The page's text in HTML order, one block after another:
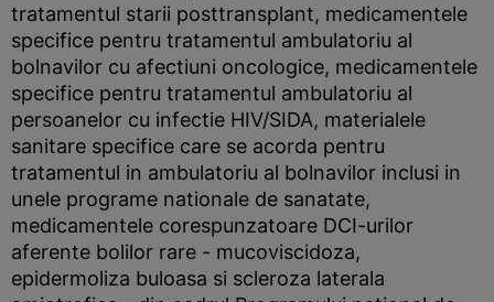
tratamentul starii posttransplant, medicamentele
specifice pentru tratamentul ambulatoriu al
bolnavilor cu afectiuni oncologice, medicamentele
specifice pentru tratamentul ambulatoriu al
persoanelor cu infectie HIV/SIDA, materialele
sanitare specifice care se acorda pentru
tratamentul in ambulatoriu al bolnavilor inclusi in
unele programe nationale de sanatate,
medicamentele corespunzatoare DCI-urilor
aferente bolilor rare - mucoviscidoza,
epidermoliza buloasa si scleroza laterala